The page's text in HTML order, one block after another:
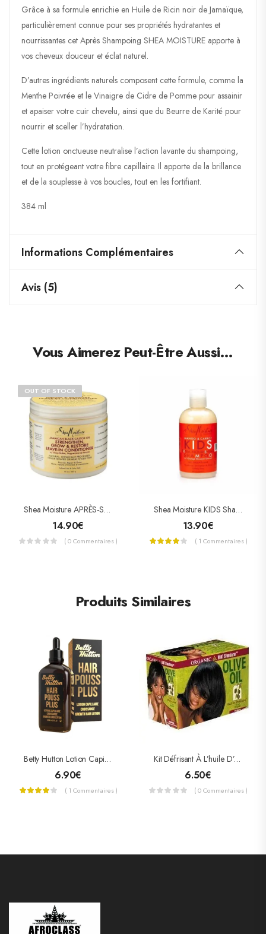
Grâce à sa formule enrichie en Huile de Ricin noir de Jamaïque,
particulièrement connue pour ses propriétés hydratantes et
nourrissantes cet Après Shampoing SHEA MOISTURE apporte à
vos cheveux douceur et éclat naturel.
D’autres ingrédients naturels composent cette formule, comme la
Menthe Poivrée et le Vinaigre de Cidre de Pomme pour assainir
et apaiser votre cuir chevelu, ainsi que du Beurre de Karité pour
nourrir et sceller l’hydratation.
Cette lotion onctueuse neutralise l’action lavante du shampoing,
tout en protégeant votre fibre capillaire. Il apporte de la brillance
et de la souplesse à vos boucles, tout en les fortifiant.
384 ml
Informations Complémentaires
Avis (5)
Vous Aimerez Peut-Être Aussi…
OUT OF STOCK
Shea Moisture APRÈS-SHAMPOOING RICIN BLACK CASTOR OIL (LEAVE-IN CONDITIONER)
14.90€
( 0 Commentaires )
Shea Moisture KIDS Shampooing Nourrissant (Extra-Nourishing Shampoo)
13.90€
( 1 Commentaires )
Produits Similaires
Betty Hutton Lotion Capillaire Hair Pouss Plus 100ml
6.90€
( 1 Commentaires )
Kit Défrisant À L’huile D’olive, ORGANIC ROOT STIMULATOR
6.50€
( 0 Commentaires )